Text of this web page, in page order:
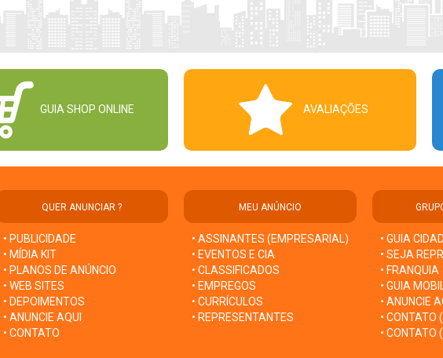
GUIA SHOP ONLINE AVALIAÇÕES
QUER ANUNCIAR ?
• PUBLICIDADE
• MÍDIA KIT
• PLANOS DE ANÚNCIO
• WEB SITES
• DEPOIMENTOS
• ANUNCIE AQUI
• CONTATO
MEU ANÚNCIO
• ASSINANTES (EMPRESARIAL)
• EVENTOS E CIA
• CLASSIFICADOS
• EMPREGOS
• CURRÍCULOS
• REPRESENTANTES
• GUIA
• SEJA
• FRANQUIA
• GUIA
• ANUNCIE
• CONTATO
• CONTATO